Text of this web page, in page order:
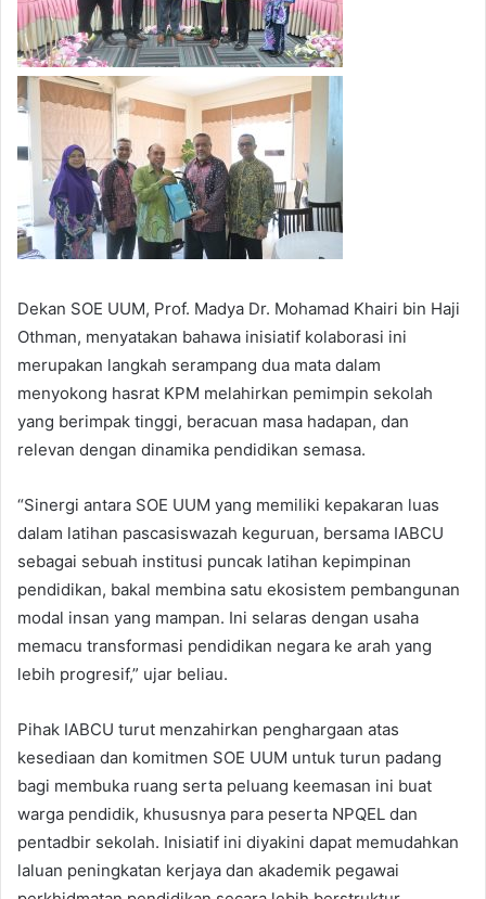
Dekan SOE UUM, Prof. Madya Dr. Mohamad Khairi bin Haji
Othman, menyatakan bahawa inisiatif kolaborasi ini
merupakan langkah serampang dua mata dalam
menyokong hasrat KPM melahirkan pemimpin sekolah
yang berimpak tinggi, beracuan masa hadapan, dan
relevan dengan dinamika pendidikan semasa.
“Sinergi antara SOE UUM yang memiliki kepakaran luas
dalam latihan pascasiswazah keguruan, bersama IABCU
sebagai sebuah institusi puncak latihan kepimpinan
pendidikan, bakal membina satu ekosistem pembangunan
modal insan yang mampan. Ini selaras dengan usaha
memacu transformasi pendidikan negara ke arah yang
lebih progresif,” ujar beliau.
Pihak IABCU turut menzahirkan penghargaan atas
kesediaan dan komitmen SOE UUM untuk turun padang
bagi membuka ruang serta peluang keemasan ini buat
warga pendidik, khususnya para peserta NPQEL dan
pentadbir sekolah. Inisiatif ini diyakini dapat memudahkan
laluan peningkatan kerjaya dan akademik pegawai